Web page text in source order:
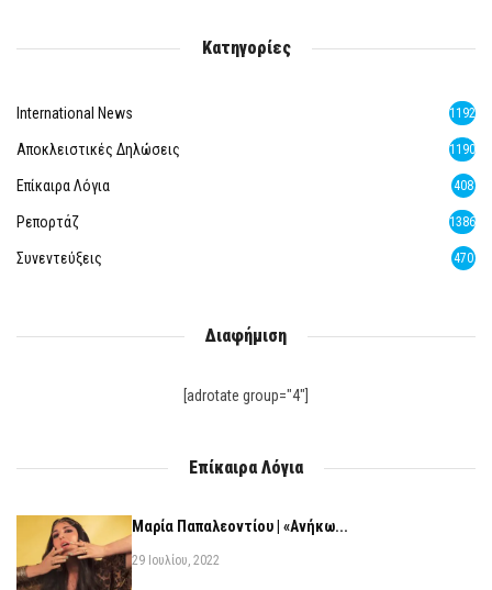
Κατηγορίες
International News 1192
Αποκλειστικές Δηλώσεις 1190
Επίκαιρα Λόγια 408
Ρεπορτάζ 1386
Συνεντεύξεις 470
Διαφήμιση
[adrotate group="4"]
Επίκαιρα Λόγια
Μαρία Παπαλεοντίου | «Ανήκω...
29 Ιουλίου, 2022